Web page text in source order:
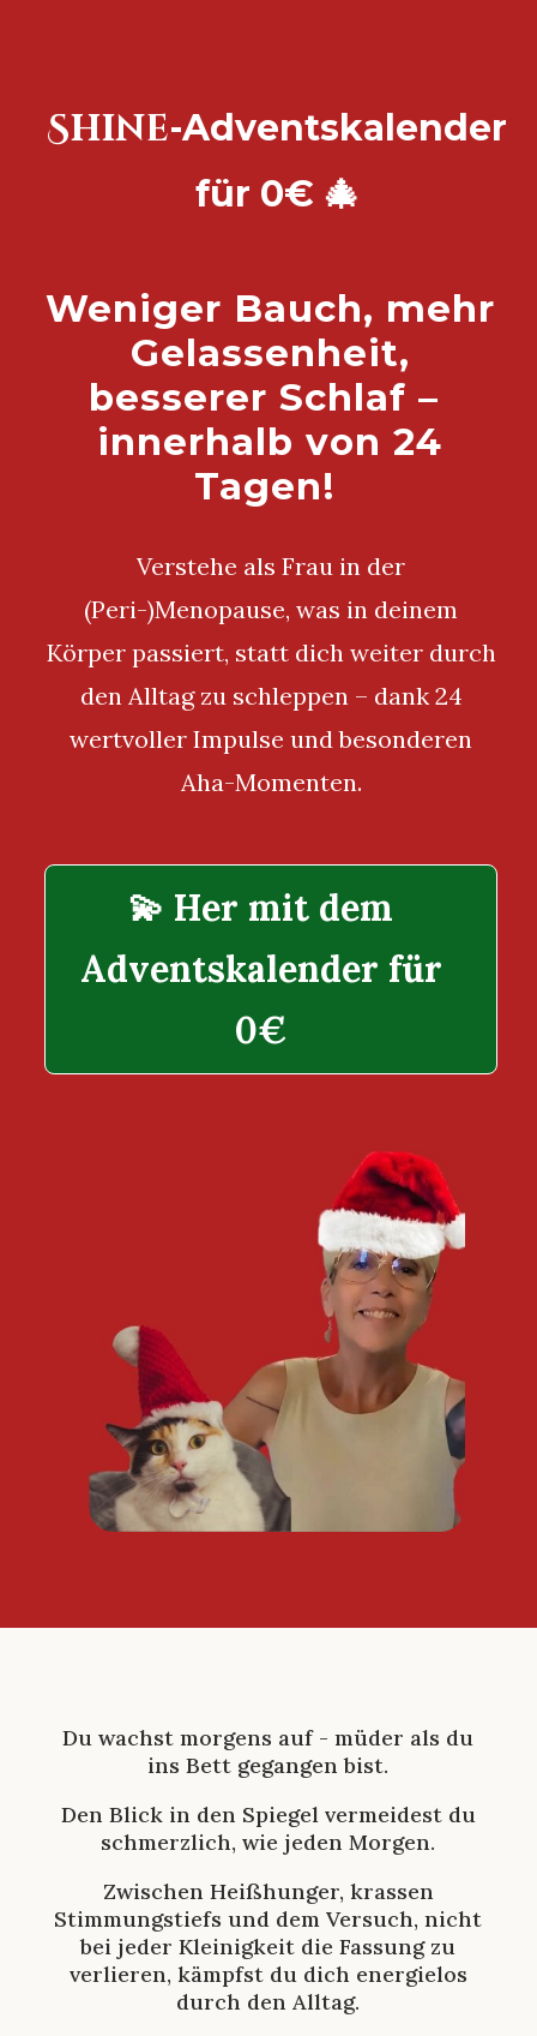
Shine-Adventskalender
für 0€ 🎄
Weniger Bauch, mehr
Gelassenheit,
besserer Schlaf –
innerhalb von 24
Tagen!
Verstehe als Frau in der
(Peri-)Menopause, was in deinem
Körper passiert, statt dich weiter durch
den Alltag zu schleppen – dank 24
wertvoller Impulse und besonderen
Aha-Momenten.
💫 Her mit dem
Adventskalender für
0€
Du wachst morgens auf - müder als du
ins Bett gegangen bist.
Den Blick in den Spiegel vermeidest du
schmerzlich, wie jeden Morgen.
Zwischen Heißhunger, krassen
Stimmungstiefs und dem Versuch, nicht
bei jeder Kleinigkeit die Fassung zu
verlieren, kämpfst du dich energielos
durch den Alltag.